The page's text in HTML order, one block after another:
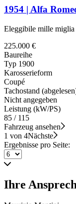
1954 | Alfa
Eleggibile mille miglia
225.000 €
Baureihe
Typ 1900
Karosserieform
Coupé
Tachostand
Nicht angegeben
Leistung (kW/PS)
85 / 115
Fahrzeug ansehen
1 von 4Nächste
Ergebnisse pro Seite:
Ihre